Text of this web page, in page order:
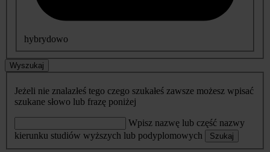
hybrydowo
Wyszukaj
Jeżeli nie znalazłeś tego czego szukałeś zawsze możesz wpisać
szukane słowo lub frazę poniżej
Wpisz nazwę lub część nazwy
kierunku studiów wyższych lub podyplomowych
Szukaj